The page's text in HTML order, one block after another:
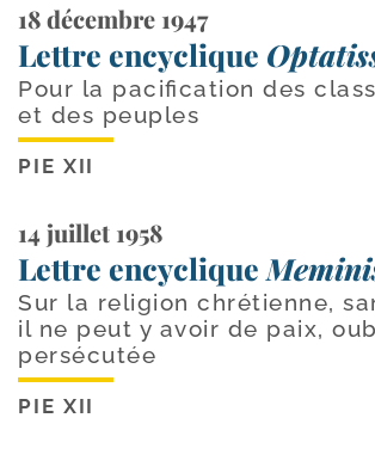
18 décembre 1947
Lettre encyclique
Pour la pacification des
et des peuples
PIE XII
14 juillet 1958
Lettre encyclique
Sur la religion chrétienne,
il ne peut y avoir de paix,
persécutée
PIE XII